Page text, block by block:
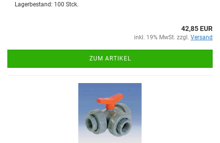
Lagerbestand: 100 Stck.
42,85 EUR
inkl. 19% MwSt. zzgl. Versand
ZUM ARTIKEL